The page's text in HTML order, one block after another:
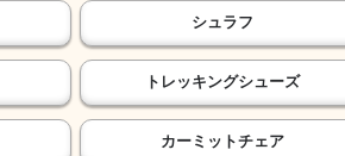
シュラフ
トレッキングシューズ
カーミットチェア